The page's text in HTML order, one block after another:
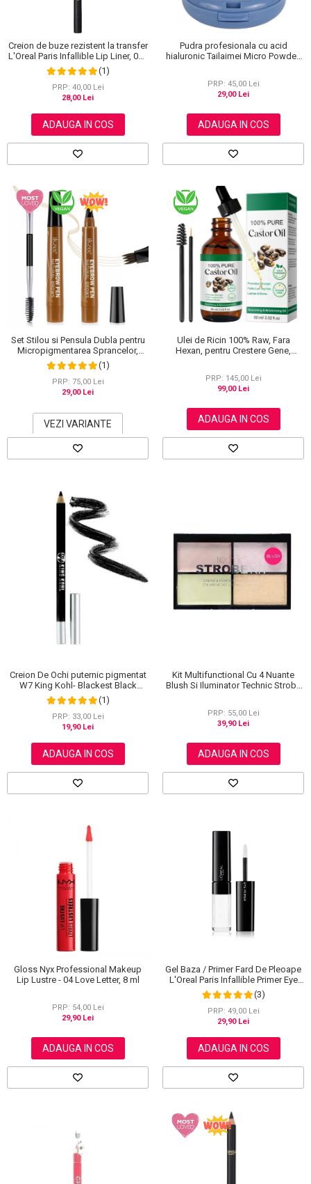
Creion de buze rezistent la transfer
L'Oreal Paris Infallible Lip Liner, 001
Highlight On Point
(1)
PRP: 40,00 Lei
28,00 Lei
ADAUGA IN COS
Pudra profesionala cu acid
hialuronic Tailaimei Micro Powder,
PRP: 45,00 Lei
29,00 Lei
ADAUGA IN COS
Set Stilou si Pensula Dubla pentru
Micropigmentarea Sprancelor,
Efect Natural de Microblading,
Aspect de Sprancene Pline
(1)
PRP: 75,00 Lei
29,00 Lei
VEZI VARIANTE
Ulei de Ricin 100% Raw, Fara
Hexan, pentru Crestere Gene,
PRP: 145,00 Lei
99,00 Lei
ADAUGA IN COS
Creion De Ochi puternic pigmentat
W7 King Kohl- Blackest Black
(Negru) (1)
PRP: 33,00 Lei
19,90 Lei
ADAUGA IN COS
Kit Multifunctional Cu 4 Nuante
Blush Si Iluminator Technic Strobe
PRP: 55,00 Lei
39,90 Lei
ADAUGA IN COS
Gloss Nyx Professional Makeup
Lip Lustre - 04 Love Letter, 8 ml
PRP: 54,00 Lei
29,90 Lei
ADAUGA IN COS
Gel Baza / Primer Fard De Pleoape
L'Oreal Paris Infallible Primer Eye
Shadow Base 100, 3 ml
(3)
PRP: 49,00 Lei
29,90 Lei
ADAUGA IN COS